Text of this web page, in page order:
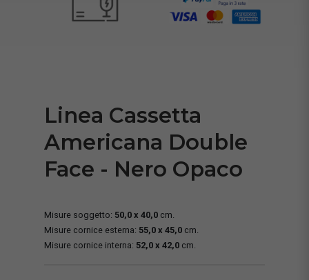
Linea Cassetta
Americana Double
Face - Nero Opaco
Misure soggetto: 50,0 x 40,0 cm.
Misure cornice esterna: 55,0 x 45,0 cm.
Misure cornice interna: 52,0 x 42,0 cm.